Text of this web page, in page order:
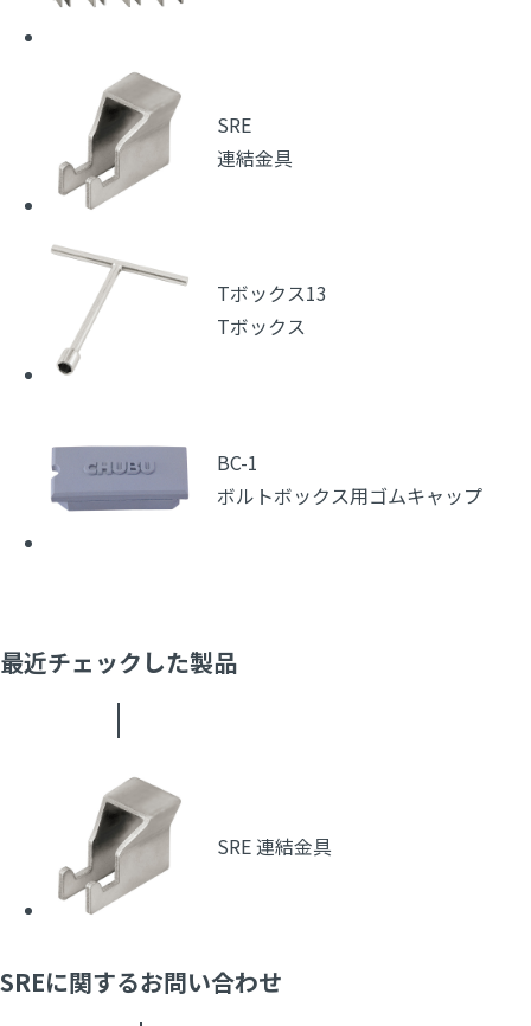
SRE
連結金具
Tボックス13
Tボックス
BC-1
ボルトボックス用ゴムキャップ
最近チェックした製品
SRE 連結金具
SREに関するお問い合わせ